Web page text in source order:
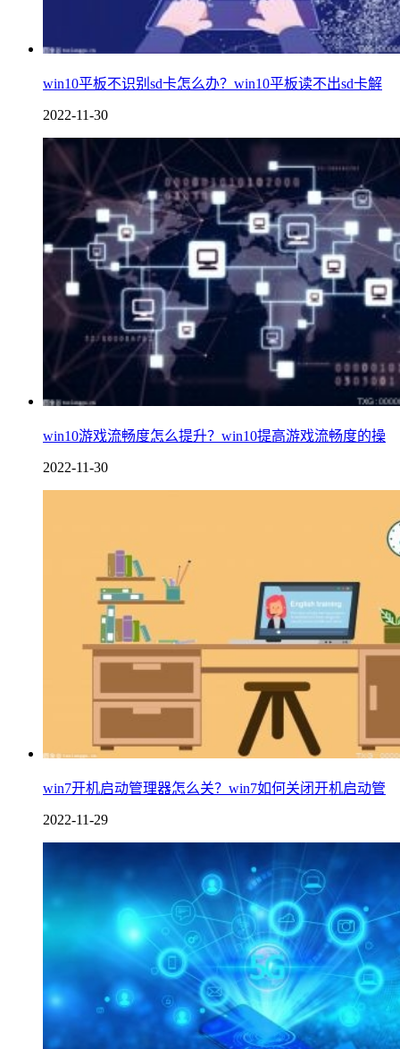
win10平板不识别sd卡怎么办？win10平板读不出sd卡解
2022-11-30
win10游戏流畅度怎么提升？win10提高游戏流畅度的操
2022-11-30
win7开机启动管理器怎么关？win7如何关闭开机启动管
2022-11-29